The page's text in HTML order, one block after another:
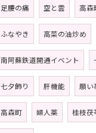
足腰の痛 空と雲 高森
ふなやき 高菜の油炒め
南阿蘇鉄道開通イベント
七夕飾り 肝機能 願い
高森町 婦人薬 桂枝茯